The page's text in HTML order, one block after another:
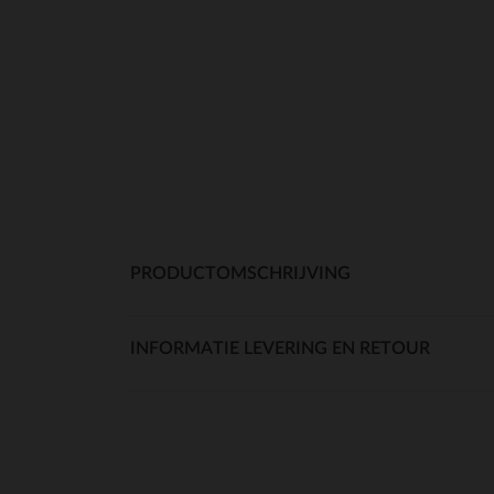
PRODUCTOMSCHRIJVING
INFORMATIE LEVERING EN RETOUR